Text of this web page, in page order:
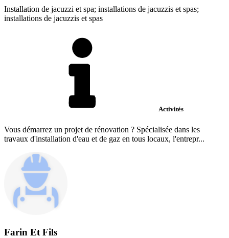
Installation de jacuzzi et spa; installations de jacuzzis et spas;
installations de jacuzzis et spas
Activités
Vous démarrez un projet de rénovation ? Spécialisée dans les
travaux d'installation d'eau et de gaz en tous locaux, l'entrepr...
Farin Et Fils